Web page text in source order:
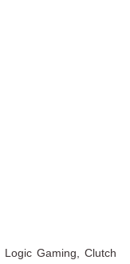
Gaming, Clutch